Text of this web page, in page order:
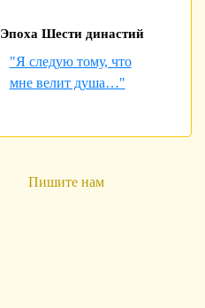
Эпоха Шести династий
"Я следую тому, что
мне велит душа…"
Пишите нам